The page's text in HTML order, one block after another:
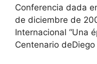
Conferencia dada
de diciembre de
Internacional “Una
Centenario deDiego